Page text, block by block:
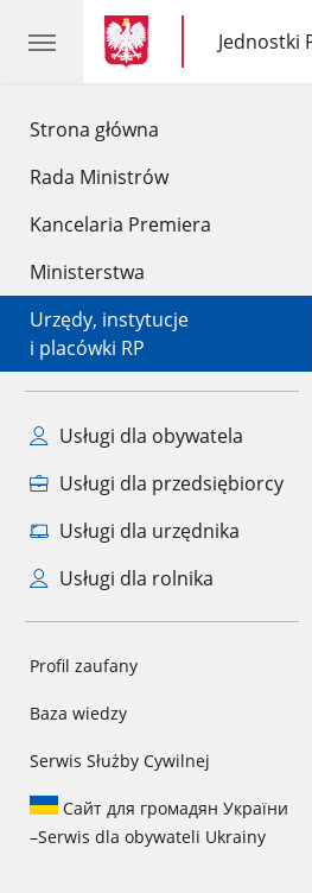
Strona główna
Rada Ministrów
Kancelaria Premiera
Ministerstwa
Urzędy, instytucje
i placówki RP
Usługi dla obywatela
Usługi dla przedsiębiorcy
Usługi dla urzędnika
Usługi dla rolnika
Profil zaufany
Baza wiedzy
Serwis Służby Cywilnej
Сайт для громадян України
–Serwis dla obywateli Ukrainy
gov.pl
gov.pl
Jednostki
gov.pl
Jednostki
Państwowej